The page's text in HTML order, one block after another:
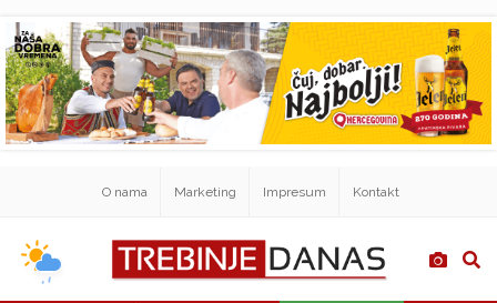
O nama Marketing Impresum Kontakt